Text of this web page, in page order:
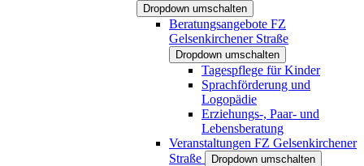
Dropdown umschalten
Beratungsangebote FZ
Gelsenkirchener Straße
Dropdown umschalten
Tagespflege für Kinder
Sprachförderung und
Logopädie
Erziehungs-, Paar- und
Lebensberatung
Veranstaltungen FZ Gelsenkirchener
Straße
Dropdown umschalten